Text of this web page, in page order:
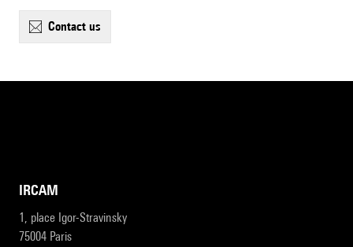
contact us
IRCAM
1, place Igor-Stravinsky
75004 Paris